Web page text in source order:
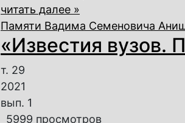
читать далее »
Памяти Вадима Семеновича
«Известия вузов.
т. 29
2021
вып. 1
5999 просмотров